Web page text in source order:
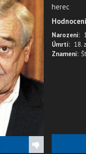
herec
Narození:
Úmrtí: 18.
Znamení: